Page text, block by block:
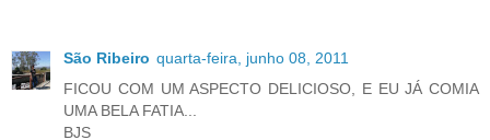
São Ribeiro quarta-feira, junho 08, 2011
FICOU COM UM ASPECTO DELICIOSO, E EU JÁ COMIA
UMA BELA FATIA...
BJS